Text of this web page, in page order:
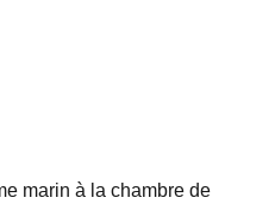
marin à la chambre de